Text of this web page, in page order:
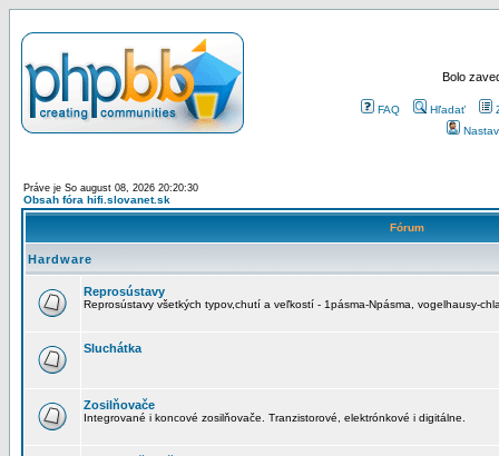
Bolo
FAQ Hľadať
Práve je So august 08, 2026 20:20:30
Obsah fóra hifi.slovanet.sk
Fórum
Hardware
Reprosústavy
Reprosústavy všetkých typov,chutí a veľkostí - 1pásma-Npásma, vogelhausy-
Sluchátka
Zosilňovače
Integrované i koncové zosilňovače. Tranzistorové, elektrónkové i digitálne.